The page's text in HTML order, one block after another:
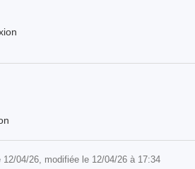
12/04/26, modifiée le 12/04/26 à 17:34